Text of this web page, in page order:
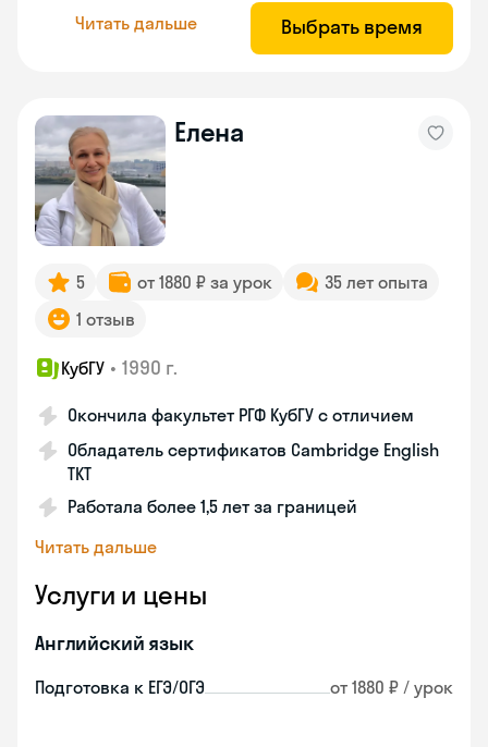
Читать дальше Выбрать время
Елена
5 от 1880 ₽ за урок
35 лет опыта
1 отзыв
КубГУ • 1990 г.
Окончила факультет РГФ КубГУ с отличием
Обладатель сертификатов Cambridge English
TKT
Работала более 1,5 лет за границей
Читать дальше
Услуги и цены
Английский язык
Подготовка к ЕГЭ/ОГЭ от 1880 ₽ / урок